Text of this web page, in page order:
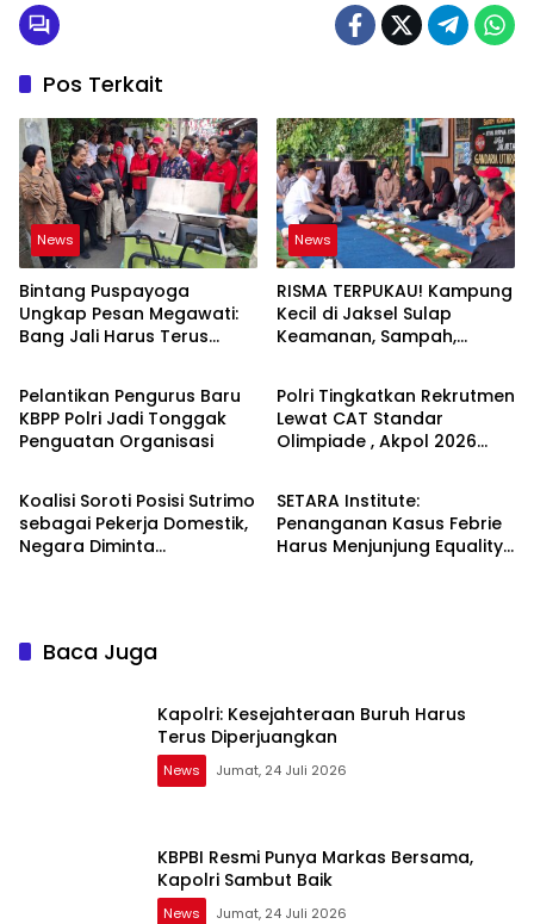
Pos Terkait
News
Bintang Puspayoga
Ungkap Pesan Megawati:
Bang Jali Harus Terus
News
RISMA TERPUKAU! Kampung
Kecil di Jaksel Sulap
Keamanan, Sampah,
News
Pelantikan Pengurus Baru
KBPP Polri Jadi Tonggak
Penguatan Organisasi
News
Polri Tingkatkan Rekrutmen
Lewat CAT Standar
Olimpiade , Akpol 2026
News
Koalisi Soroti Posisi Sutrimo
sebagai Pekerja Domestik,
Negara Diminta
News
SETARA Institute:
Penanganan Kasus Febrie
Harus Menjunjung Equality
Baca Juga
Kapolri: Kesejahteraan Buruh Harus
Terus Diperjuangkan
News Jumat, 24 Juli 2026
KBPBI Resmi Punya Markas Bersama,
Kapolri Sambut Baik
News Jumat, 24 Juli 2026